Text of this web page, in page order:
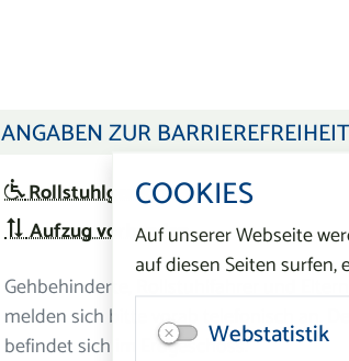
COOKIES
Auf unserer Webseite
auf diesen Seiten surfen,
Webstatistik
ANGABEN ZUR BARRIEREFREIHEIT
Rollstuhlgerecht
Aufzug vorhanden
Gehbehinderte, Rollstuhlfahrer und Eltern
melden sich bitte vorab telefonisch an.
befindet sich im Erdgeschoss.